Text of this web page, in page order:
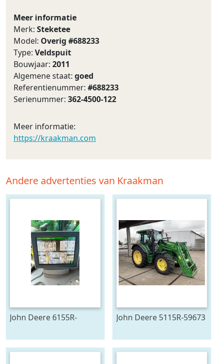
Meer informatie
Merk: Steketee
Model: Overig #688233
Type: Veldspuit
Bouwjaar: 2011
Algemene staat: goed
Referentienummer: #688233
Serienummer: 362-4500-122
Meer informatie:
https://kraakman.com
Andere advertenties van Kraakman
John Deere 6155R-
John Deere 5115R-59673